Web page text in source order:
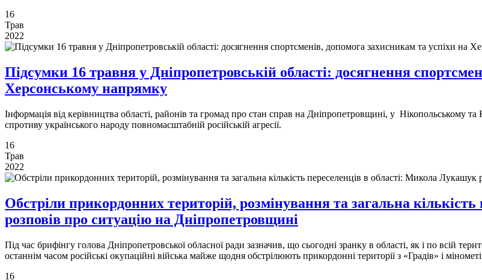
16
Трав
2022
Підсумки 16 травня у Дніпропетровській області: досягнення
Херсонському напрямку
Інформація від керівництва області, районів та громад про стан справ на Дніпропетровщині, у Нікопольському та
спротиву українського народу повномасштабній російській агресії.
16
Трав
2022
Обстріли прикордонних територій, розмінування та загальна
розповів про ситуацію на Дніпропетровщині
Під час брифінгу голова Дніпропетровської обласної ради зазначив, що сьогодні зранку в області, як і по всій
останнім часом російські окупаційні війська майже щодня обстрілюють прикордонні території з «Градів» і
16